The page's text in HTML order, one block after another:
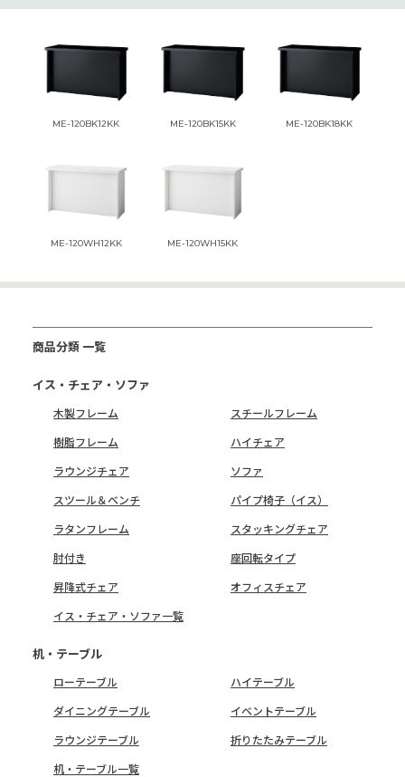
ME-120BK12KK ME-120BK15KK ME-120BK18KK
ME-120WH12KK ME-120WH15KK
商品分類 一覧
イス・チェア・ソファ
木製フレーム
スチールフレーム
樹脂フレーム
ハイチェア
ラウンジチェア
ソファ
スツール＆ベンチ
パイプ椅子（イス）
ラタンフレーム
スタッキングチェア
肘付き
座回転タイプ
昇降式チェア
オフィスチェア
イス・チェア・ソファ一覧
机・テーブル
ローテーブル
ハイテーブル
ダイニングテーブル
イベントテーブル
ラウンジテーブル
折りたたみテーブル
机・テーブル一覧